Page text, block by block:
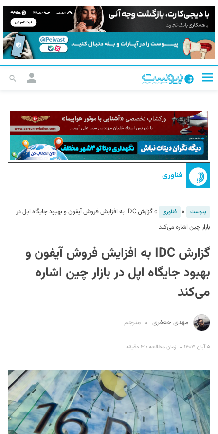
فناوری
پیوست » فناوری »
گزارش IDC به افزایش فروش آیفون و بهبود جایگاه اپل در
بازار چین اشاره می‌کند
گزارش IDC به افزایش فروش آیفون و
بهبود جایگاه اپل در بازار چین اشاره
می‌کند
مهدی جعفری مترجم
۵ آبان ۱۴۰۳ زمان مطالعه : ۳ دقیقه